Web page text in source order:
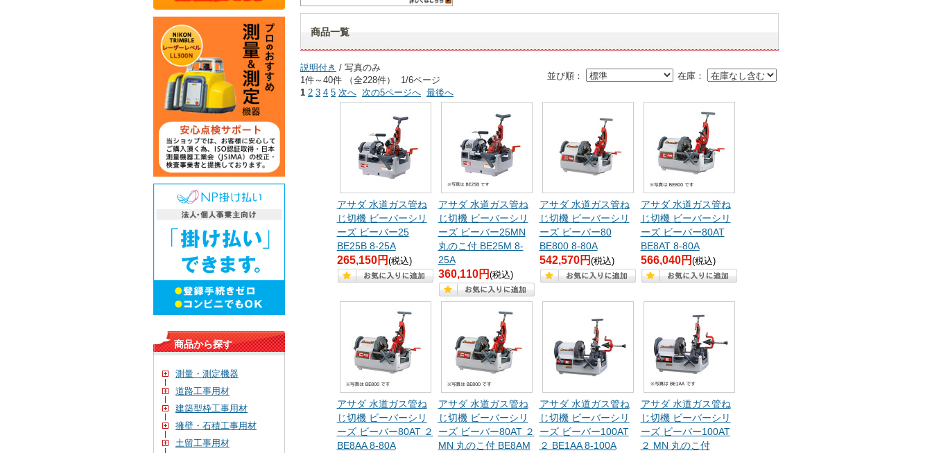
商品から探す
測量・測定機器
道路工事用材
建築型枠工事用材
擁壁・石積工事用材
土留工事用材
商品一覧
在庫：
並び順：
説明付き / 写真のみ
1件～40件 （全228件） 1/6ページ
1 2 3 4 5 次へ 次の5ページへ 最後へ
アサダ 水道ガス管ね
じ切機 ビーバーシリ
ーズ ビーバー25
BE25B 8-25A
265,150円 (税込)
アサダ 水道ガス管ね
じ切機 ビーバーシリ
ーズ ビーバー25MN
丸のこ付 BE25M 8-
25A
360,110円 (税込)
アサダ 水道ガス管ね
じ切機 ビーバーシリ
ーズ ビーバー80
BE800 8-80A
542,570円 (税込)
アサダ 水道ガス管ね
じ切機 ビーバーシリ
ーズ ビーバー80AT
BE8AT 8-80A
566,040円 (税込)
アサダ 水道ガス管ね
じ切機 ビーバーシリ
ーズ ビーバー80AT ２
BE8AA 8-80A
アサダ 水道ガス管ね
じ切機 ビーバーシリ
ーズ ビーバー80AT ２
MN 丸のこ付 BE8AM
アサダ 水道ガス管ね
じ切機 ビーバーシリ
ーズ ビーバー100AT
２ BE1AA 8-100A
アサダ 水道ガス管ね
じ切機 ビーバーシリ
ーズ ビーバー100AT
２ MN 丸のこ付